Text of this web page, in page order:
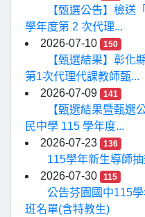
【甄選公告】檢送
學年度第 2 次代理...
2026-07-10
150
【甄選結果】彰化
第1次代理代課教師甄...
2026-07-09
141
【甄選結果暨甄選
民中學 115 學年度...
2026-07-23
136
115學年新生導師
2026-07-30
115
公告芬園國中115
班名單(含特教生)